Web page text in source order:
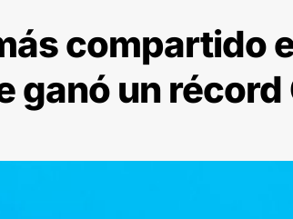
compartido
ganó un